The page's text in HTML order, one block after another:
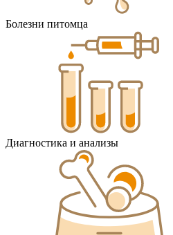
Болезни питомца
Диагностика и анализы